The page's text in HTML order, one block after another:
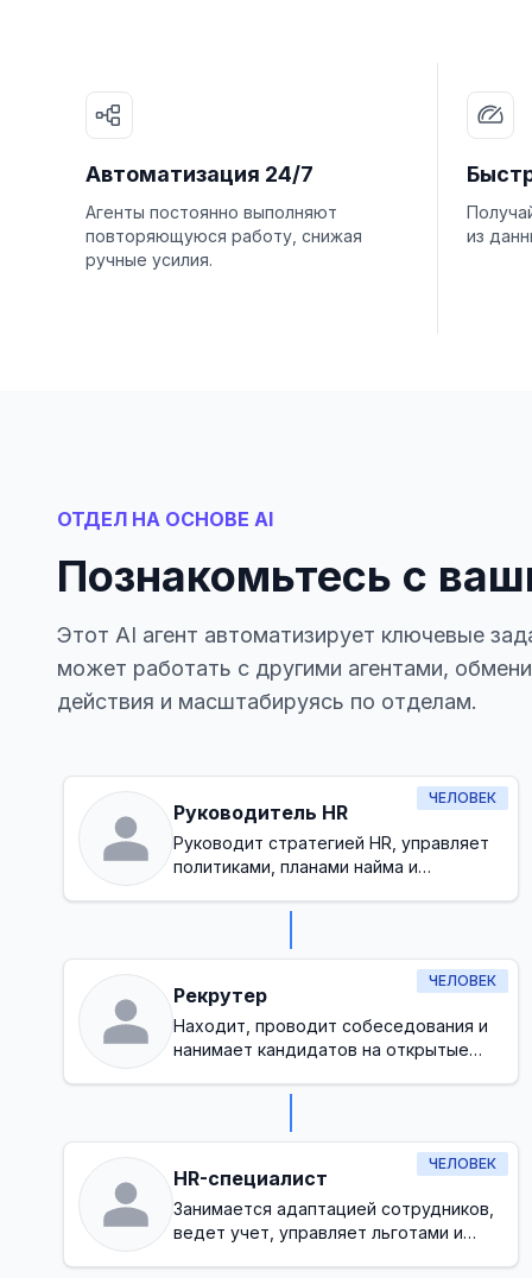
Автоматизация 24/7
Агенты постоянно выполняют
повторяющуюся работу, снижая
ручные усилия.
из
ОТДЕЛ НА ОСНОВЕ AI
Познакомьтесь с
Этот AI агент автоматизирует ключевые
может работать с другими агентами,
действия и масштабируясь по отделам.
ЧЕЛОВЕК
Руководитель HR
Руководит стратегией HR, управляет
политиками, планами найма и
рабочем месте
ЧЕЛОВЕК
Рекрутер
Находит, проводит собеседования и
нанимает кандидатов на открытые
ЧЕЛОВЕК
HR-специалист
Занимается адаптацией сотрудников,
ведет учет, управляет льготами и